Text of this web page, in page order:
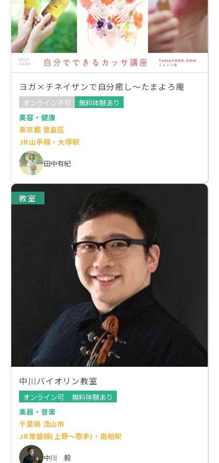
ヨガ×チネイザンで自分癒し～たまよろ庵
オンライン不可
無料体験あり
美容・健康
東京都 豊島区
JR山手線・大塚駅
田中有紀
教室
中川バイオリン教室
オンライン可
無料体験あり
楽器・音楽
千葉県 流山市
JR常磐線(上野～取手)・南柏駅
中川 毅